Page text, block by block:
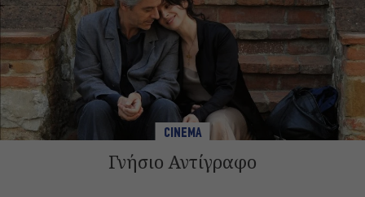
CINEMA
Γνήσιο Αντίγραφο